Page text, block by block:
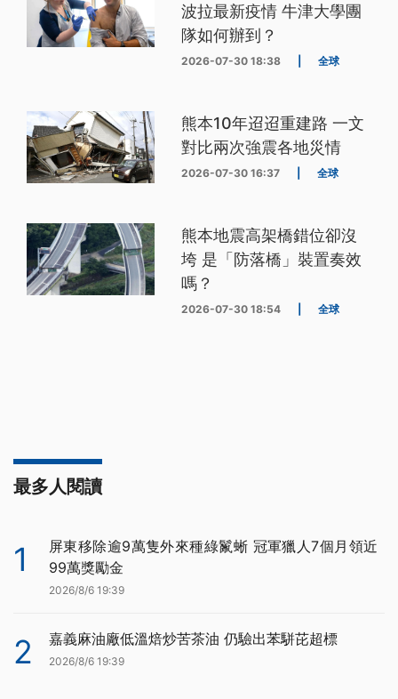
波拉最新疫情 牛津大學團
隊如何辦到？
2026-07-30 18:38 全球
熊本10年迢迢重建路 一文
對比兩次強震各地災情
2026-07-30 16:37 全球
熊本地震高架橋錯位卻沒
垮 是「防落橋」裝置奏效
嗎？
2026-07-30 18:54 全球
最多人閱讀
1
屏東移除逾9萬隻外來種綠鬣蜥 冠軍獵人7個月領近
99萬獎勵金
2026/8/6 19:39
2 嘉義麻油廠低溫焙炒苦茶油 仍驗出苯駢芘超標
2026/8/6 19:39